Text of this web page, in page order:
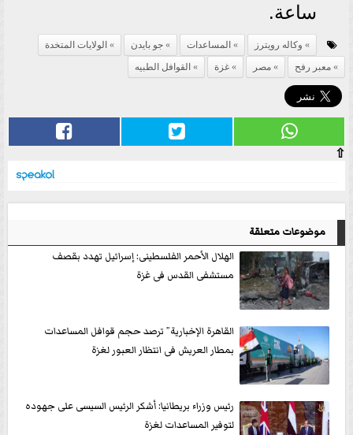
ساعة.
وكاله رويترز المساعدات جو بايدن
الولايات المتخدة
معبر رفح
مصر غزة القوافل الطبيه
⇧
موضوعات متعلقة
الهلال الأحمر الفلسطينى: إسرائيل تهدد بقصف
مستشفى القدس فى غزة
القاهرة الإخبارية” ترصد حجم قوافل المساعدات
بمطار العريش فى انتظار العبور لغزة
رئيس وزراء بريطانيا: أشكر الرئيس السيسى على جهوده
لتوفير المساعدات لغزة